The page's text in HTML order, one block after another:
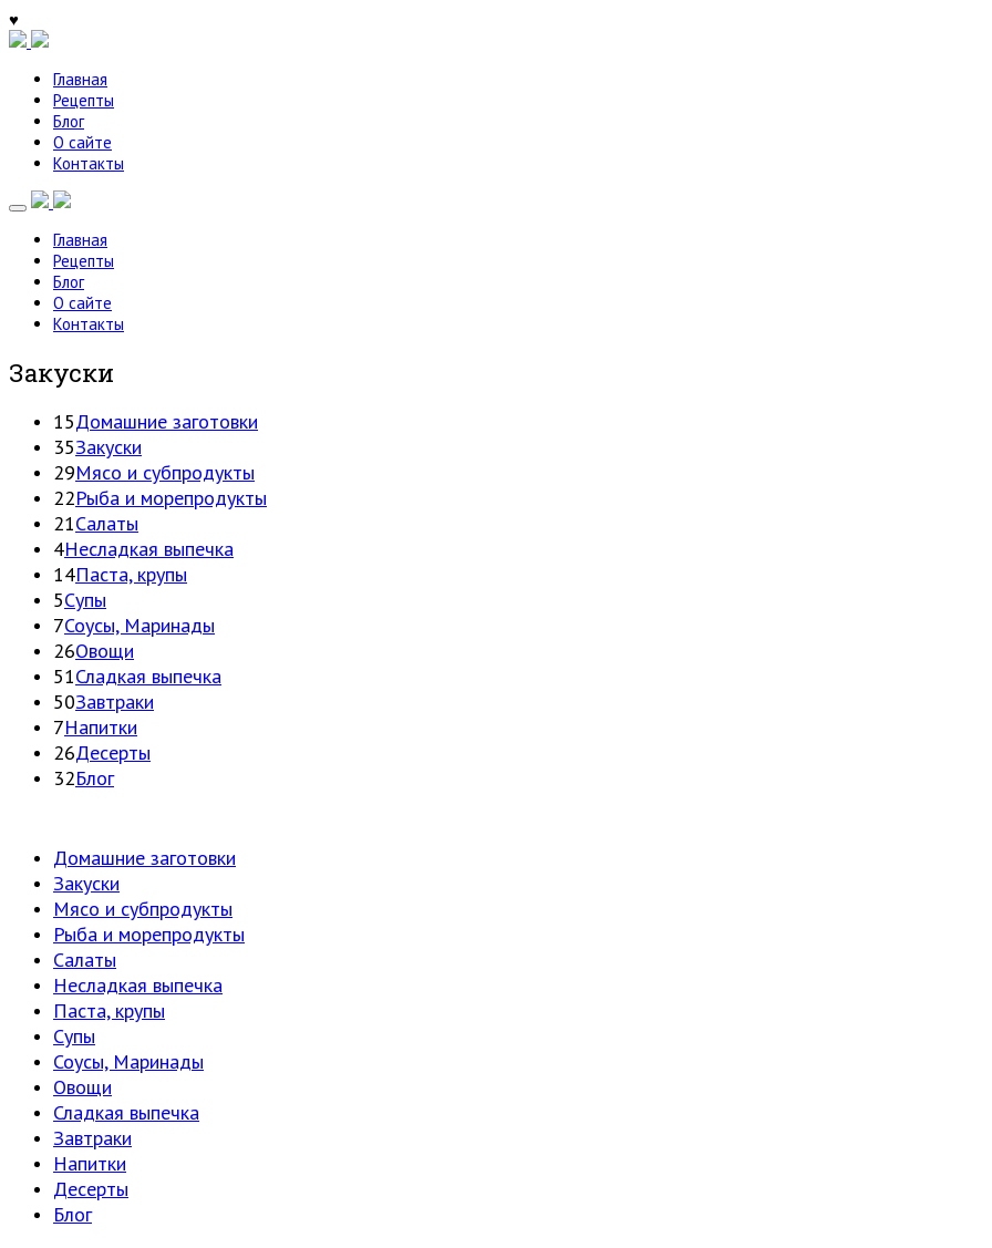
♥
Главная
Рецепты
Блог
О сайте
Контакты
Главная
Рецепты
Блог
О сайте
Контакты
Закуски
15Домашние заготовки
35Закуски
29Мясо и субпродукты
22Рыба и морепродукты
21Салаты
4Несладкая выпечка
14Паста, крупы
5Супы
7Соусы, Маринады
26Овощи
51Сладкая выпечка
50Завтраки
7Напитки
26Десерты
32Блог
Домашние заготовки
Закуски
Мясо и субпродукты
Рыба и морепродукты
Салаты
Несладкая выпечка
Паста, крупы
Супы
Соусы, Маринады
Овощи
Сладкая выпечка
Завтраки
Напитки
Десерты
Блог